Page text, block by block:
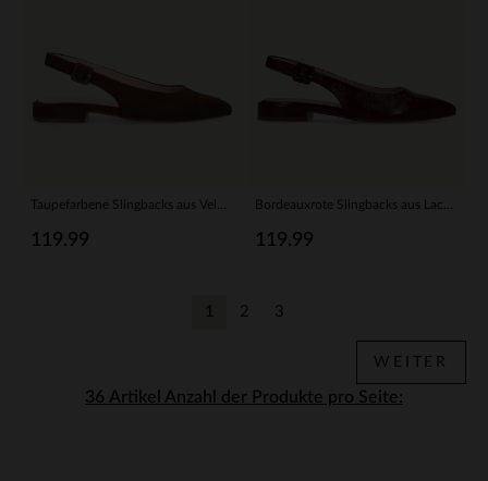
119.99 119.99
Anzahl der Produkte pro Seite:
1 2 3
WEITER